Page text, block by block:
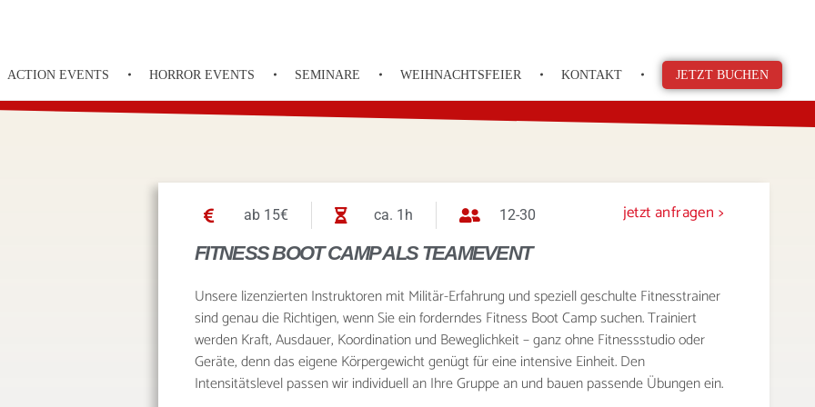
ACTION EVENTS HORROR EVENTS SEMINARE WEIHNACHTSFEIER KONTAKT JETZT BUCHEN
ab 15€ ca. 1h 12-30 jetzt anfragen >
FITNESS BOOT CAMP ALS TEAMEVENT
Unsere lizenzierten Instruktoren mit Militär-Erfahrung und speziell geschulte Fitnesstrainer
sind genau die Richtigen, wenn Sie ein forderndes Fitness Boot Camp suchen. Trainiert
werden Kraft, Ausdauer, Koordination und Beweglichkeit – ganz ohne Fitnessstudio oder
Geräte, denn das eigene Körpergewicht genügt für eine intensive Einheit. Den
Intensitätslevel passen wir individuell an Ihre Gruppe an und bauen passende Übungen ein.